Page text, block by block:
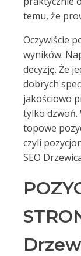
temu, że
Oczywiście
wyników.
decyzję. Że
dobrych
jakościowo
tylko dzwoń.
topowe
czyli
SEO